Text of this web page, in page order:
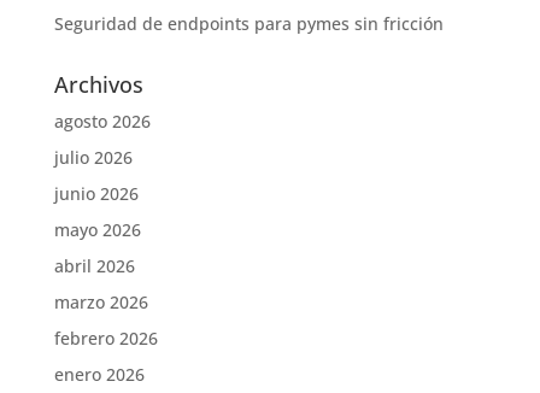
Seguridad de endpoints para pymes sin fricción
Archivos
agosto 2026
julio 2026
junio 2026
mayo 2026
abril 2026
marzo 2026
febrero 2026
enero 2026